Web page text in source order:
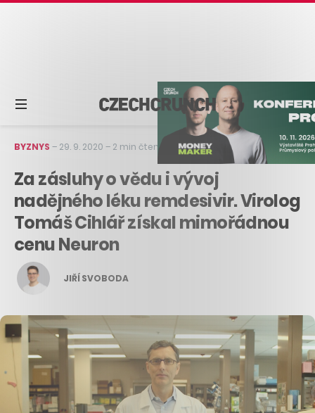
BYZNYS – 29. 9. 2020 – 2 min čtení
Za zásluhy o vědu i vývoj
nadějného léku remdesivir. Virolog
Tomáš Cihlář získal mimořádnou
cenu Neuron
JIŘÍ SVOBODA